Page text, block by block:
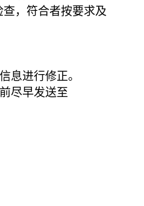
，符合者按要求及
息进行修正。
尽早发送至